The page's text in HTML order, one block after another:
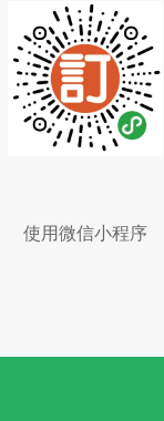
使用微信小程序